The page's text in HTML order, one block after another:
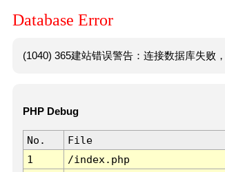
Database Error
(1040) 365建站错误警告：连接数据库失败
PHP Debug
No. File
1
/index.php